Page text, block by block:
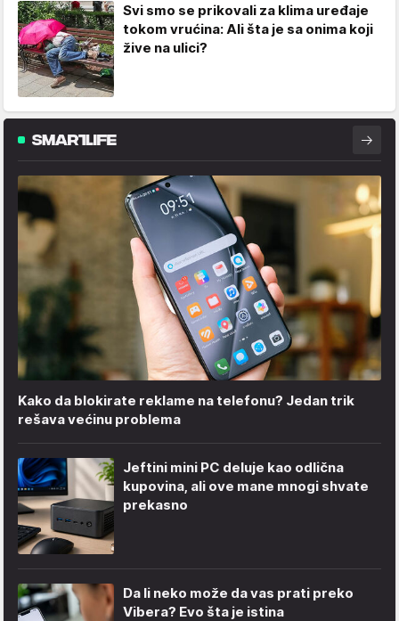
Svi smo se prikovali za klima uređaje
tokom vrućina: Ali šta je sa onima koji
žive na ulici?
Kako da blokirate reklame na telefonu​? Jedan trik
rešava većinu problema
Jeftini mini PC deluje kao odlična
kupovina, ali ove mane mnogi shvate
prekasno
Da li neko može da vas prati preko
Vibera? Evo šta je istina